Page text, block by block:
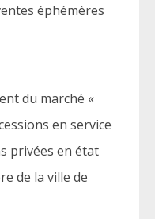
éphémères
du marché «
en service
privées en état
de la ville de